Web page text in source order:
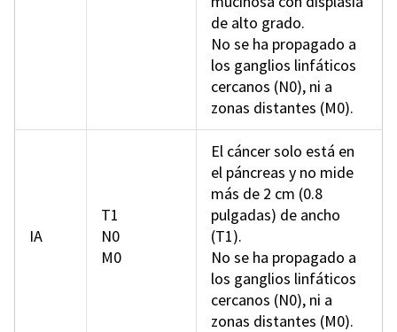
de alto grado.
No se ha propagado a
los ganglios linfáticos
cercanos (N0), ni a
zonas distantes (M0).
IA
T1
N0
M0
El cáncer solo está en
el páncreas y no mide
más de 2 cm (0.8
pulgadas) de ancho
(T1).
No se ha propagado a
los ganglios linfáticos
cercanos (N0), ni a
zonas distantes (M0).